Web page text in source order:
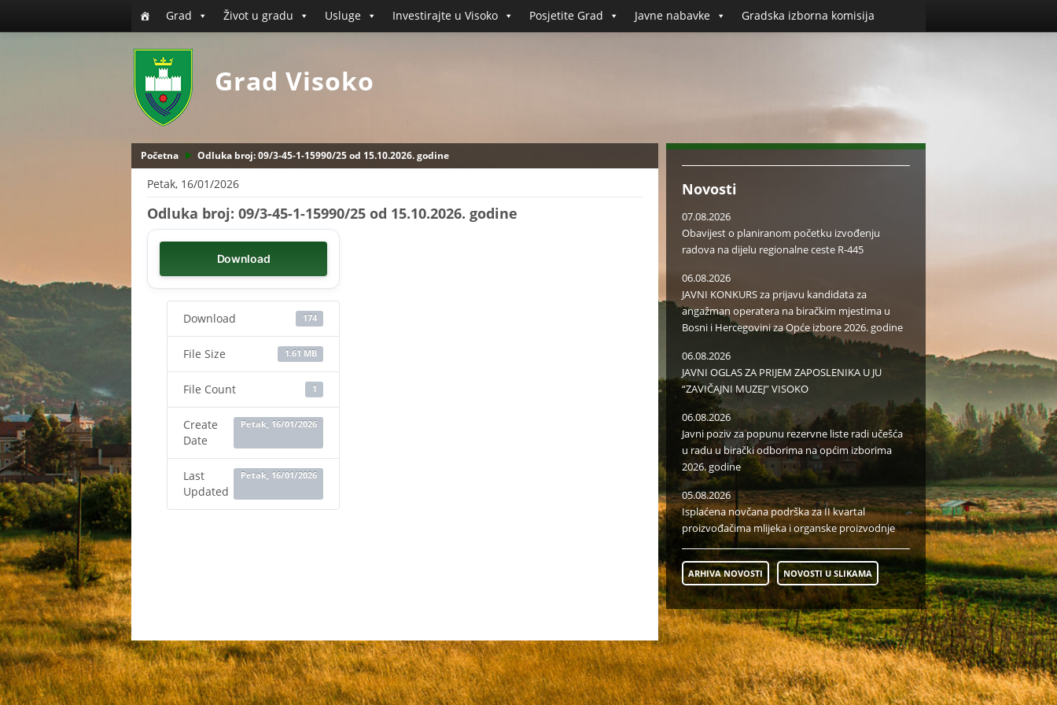
Grad Život u gradu Usluge Investirajte u Visoko Posjetite Grad Javne nabavke Gradska izborna komisija
Grad Visoko
Početna Odluka broj: 09/3-45-1-15990/25 od 15.10.2026. godine
Petak, 16/01/2026
Odluka broj: 09/3-45-1-15990/25 od 15.10.2026. godine
Download
Download 174
File Size 1.61 MB
File Count 1
Create
Date
Petak, 16/01/2026
Last
Updated
Petak, 16/01/2026
Novosti
07.08.2026
Obavijest o planiranom početku izvođenju
radova na dijelu regionalne ceste R-445
06.08.2026
JAVNI KONKURS za prijavu kandidata za
angažman operatera na biračkim mjestima u
Bosni i Hercegovini za Opće izbore 2026. godine
06.08.2026
JAVNI OGLAS ZA PRIJEM ZAPOSLENIKA U JU
“ZAVIČAJNI MUZEJ” VISOKO
06.08.2026
Javni poziv za popunu rezervne liste radi učešća
u radu u birački odborima na općim izborima
2026. godine
05.08.2026
Isplaćena novčana podrška za II kvartal
proizvođačima mlijeka i organske proizvodnje
ARHIVA NOVOSTI NOVOSTI U SLIKAMA